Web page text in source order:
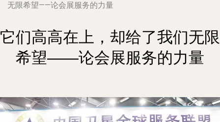
无限希望——论会展服务的力量
它们高高在上，却给了我们无限
希望——论会展服务的力量